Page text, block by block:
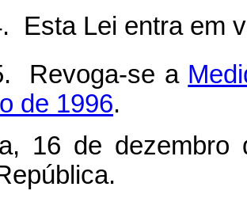
Esta Lei entra em
Revoga-se a
de 1996.
16 de dezembro